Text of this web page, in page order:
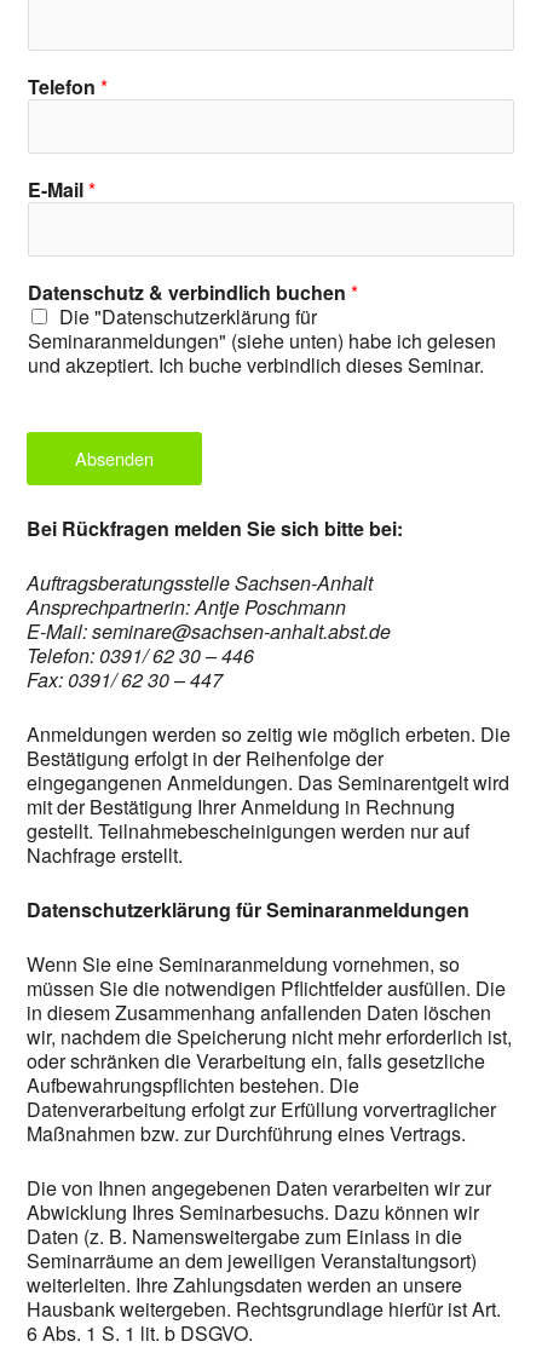
Telefon*
E-Mail*
Datenschutz & verbindlich buchen*
Die "Datenschutzerklärung für
Seminaranmeldungen" (siehe unten) habe ich gelesen
und akzeptiert. Ich buche verbindlich dieses Seminar.
Absenden
Bei Rückfragen melden Sie sich bitte bei:
Auftragsberatungsstelle Sachsen-Anhalt
Ansprechpartnerin: Antje Poschmann
E-Mail: seminare@sachsen-anhalt.abst.de
Telefon: 0391/ 62 30 – 446
Fax: 0391/ 62 30 – 447
Anmeldungen werden so zeitig wie möglich erbeten. Die
Bestätigung erfolgt in der Reihenfolge der
eingegangenen Anmeldungen. Das Seminarentgelt wird
mit der Bestätigung Ihrer Anmeldung in Rechnung
gestellt. Teilnahmebescheinigungen werden nur auf
Nachfrage erstellt.
Datenschutzerklärung für Seminaranmeldungen
Wenn Sie eine Seminaranmeldung vornehmen, so
müssen Sie die notwendigen Pflichtfelder ausfüllen. Die
in diesem Zusammenhang anfallenden Daten löschen
wir, nachdem die Speicherung nicht mehr erforderlich ist,
oder schränken die Verarbeitung ein, falls gesetzliche
Aufbewahrungspflichten bestehen. Die
Datenverarbeitung erfolgt zur Erfüllung vorvertraglicher
Maßnahmen bzw. zur Durchführung eines Vertrags.
Die von Ihnen angegebenen Daten verarbeiten wir zur
Abwicklung Ihres Seminarbesuchs. Dazu können wir
Daten (z. B. Namensweitergabe zum Einlass in die
Seminarräume an dem jeweiligen Veranstaltungsort)
weiterleiten. Ihre Zahlungsdaten werden an unsere
Hausbank weitergeben. Rechtsgrundlage hierfür ist Art.
6 Abs. 1 S. 1 lit. b DSGVO.